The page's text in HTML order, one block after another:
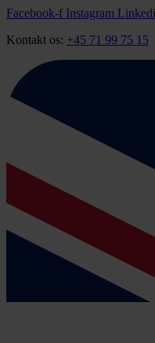
Videre
indhold
Facebook-f Instagram
Kontakt os: +45 71 99 75 15